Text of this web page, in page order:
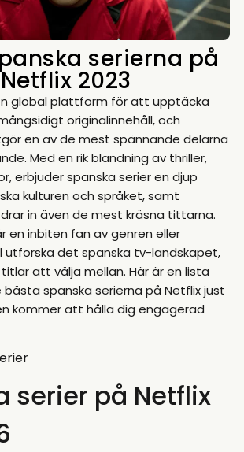
serierna på
Netflix 2023
global plattform för att upptäcka
originalinnehåll, och
en av de mest spännande delarna
Med en rik blandning av thriller,
erbjuder spanska serier en djup
kulturen och språket, samt
in även de mest kräsna tittarna.
en inbiten fan av genren eller
utforska det spanska tv-landskapet,
att välja mellan. Här är en lista
spanska serierna på Netflix just
kommer att hålla dig engagerad
serier på Netflix